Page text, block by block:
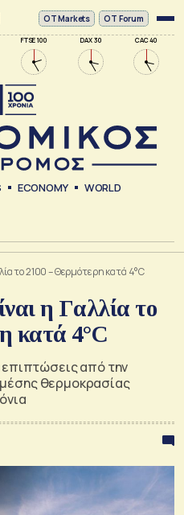
FTSE 100 DAX 30 CAC 40
ΟΤ Markets OT Forum
ECONOMY WORLD
το 2100 – Θερμότερη κατά 4°C
η Γαλλία το
κατά 4°C
επιπτώσεις από την
θερμοκρασίας